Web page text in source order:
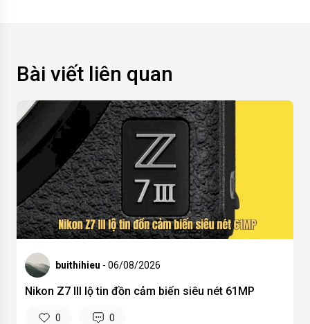
Bài viết liên quan
buithihieu - 06/08/2026
Nikon Z7 III lộ tin đồn cảm biến siêu nét 61MP
0 0